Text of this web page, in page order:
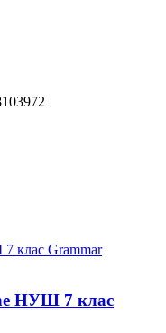
НУШ 7 клас